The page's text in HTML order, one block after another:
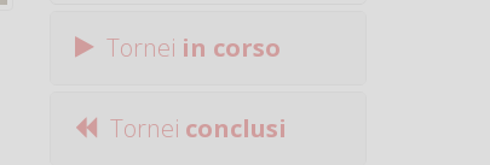
Tornei in corso
Tornei conclusi